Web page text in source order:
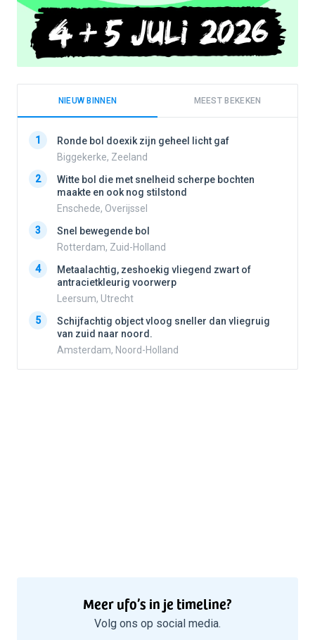
NIEUW BINNEN MEEST BEKEKEN
1
Ronde bol doexik zijn geheel licht gaf
Biggekerke, Zeeland
2
Witte bol die met snelheid scherpe bochten
maakte en ook nog stilstond
Enschede, Overijssel
3
Snel bewegende bol
Rotterdam, Zuid-Holland
4
Metaalachtig, zeshoekig vliegend zwart of
antracietkleurig voorwerp
Leersum, Utrecht
5
Schijfachtig object vloog sneller dan vliegruig
van zuid naar noord.
Amsterdam, Noord-Holland
Meer ufo’s in je timeline?
Volg ons op social media.